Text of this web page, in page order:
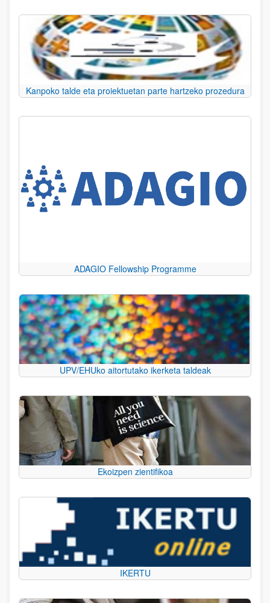
Kanpoko talde eta proiektuetan parte hartzeko prozedura
ADAGIO Fellowship Programme
UPV/EHUko aitortutako ikerketa taldeak
Ekoizpen zientifikoa
IKERTU